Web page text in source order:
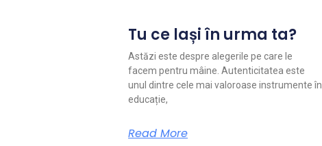
Tu ce lași în urma ta?
Astăzi este despre alegerile pe care le
facem pentru mâine. Autenticitatea este
unul dintre cele mai valoroase instrumente în
educație,
Read More